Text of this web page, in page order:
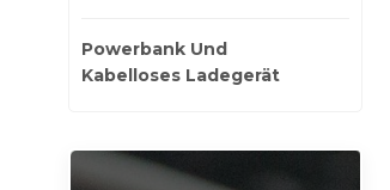
Powerbank Und
Kabelloses Ladegerät